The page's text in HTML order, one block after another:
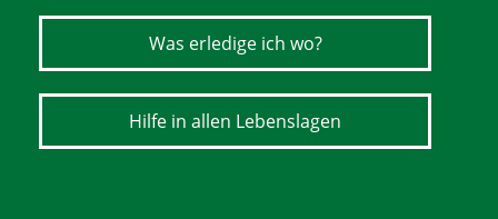
Was erledige ich wo?
Hilfe in allen Lebenslagen